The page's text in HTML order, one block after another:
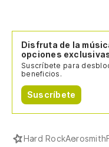
Disfruta de la
opciones
Suscríbete para
beneficios.
Suscríbete
Hard RockAerosmith